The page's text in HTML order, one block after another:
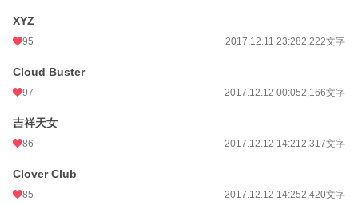
年間ポイント
累計ポイント
XYZ
95 2017.12.11 23:282,222文字
Cloud Buster
97 2017.12.12 00:052,166文字
吉祥天女
86 2017.12.12 14:212,317文字
Clover Club
85 2017.12.12 14:252,420文字